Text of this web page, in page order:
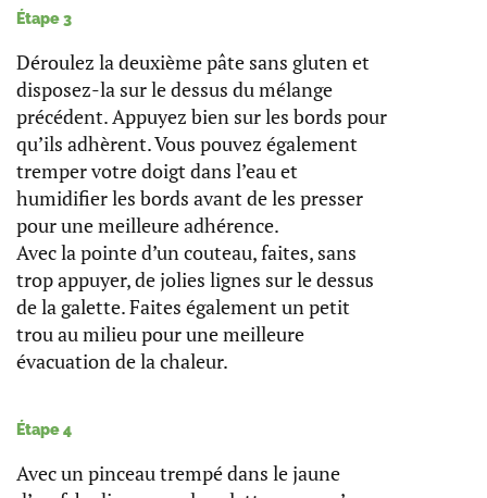
Étape 3
Déroulez la deuxième pâte sans gluten et
disposez-la sur le dessus du mélange
précédent. Appuyez bien sur les bords pour
qu’ils adhèrent. Vous pouvez également
tremper votre doigt dans l’eau et
humidifier les bords avant de les presser
pour une meilleure adhérence.
Avec la pointe d’un couteau, faites, sans
trop appuyer, de jolies lignes sur le dessus
de la galette. Faites également un petit
trou au milieu pour une meilleure
évacuation de la chaleur.
Étape 4
Avec un pinceau trempé dans le jaune